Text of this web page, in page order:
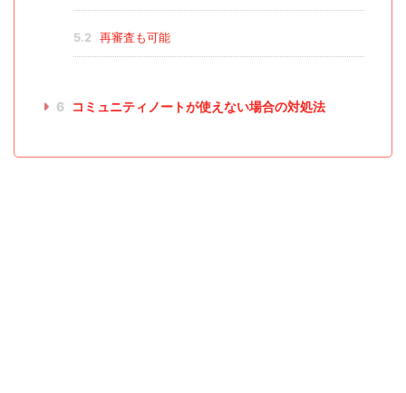
5.2 再審査も可能
6 コミュニティノートが使えない場合の対処法